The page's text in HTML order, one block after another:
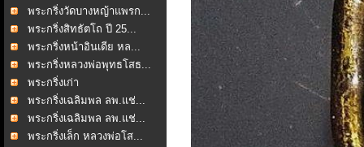
พระกริ่งวัดบางหญ้าแพรก...
พระกริ่งสิทธัตโถ ปี 25...
พระกริ่งหน้าอินเดีย หล...
พระกริ่งหลวงพ่อพุทธโสธ...
พระกริ่งเก่า
พระกริ่งเฉลิมพล ลพ.แช่...
พระกริ่งเฉลิมพล ลพ.แช่...
พระกริ่งเล็ก หลวงพ่อโส...